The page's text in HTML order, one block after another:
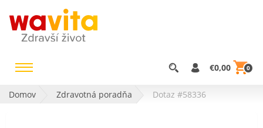
€0,00 0
Domov Zdravotná poradňa Dotaz #58336